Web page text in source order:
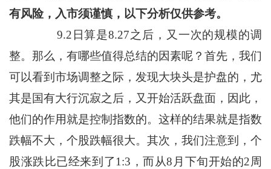
有风险，入市须谨慎，以下分析仅供参考。
9.2日算是8.27之后，又一次的规模的调
整。那么，有哪些值得总结的因素呢？首先，我们
可以看到市场调整之际，发现大块头是护盘的，尤
其是国有大行沉寂之后，又开始活跃盘面，因此，
他们的作用就是控制指数的。这样的结果就是指数
跌幅不大，个股跌幅很大。其次，我们注意到，个
股涨跌比已经来到了1:3，而从8月下旬开始的2周